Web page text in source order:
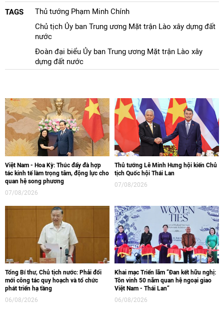
TAGS
Thủ tướng Phạm Minh Chính
Chủ tịch Ủy ban Trung ương Mặt trận Lào xây dựng đất
nước
Đoàn đại biểu Ủy ban Trung ương Mặt trận Lào xây
dựng đất nước
Việt Nam - Hoa Kỳ: Thúc đẩy đà hợp
tác kinh tế làm trọng tâm, động lực cho
quan hệ song phương
07/08/2026
Thủ tướng Lê Minh Hưng hội kiến Chủ
tịch Quốc hội Thái Lan
07/08/2026
Tổng Bí thư, Chủ tịch nước: Phải đổi
mới công tác quy hoạch và tổ chức
phát triển hạ tầng
06/08/2026
Khai mạc Triển lãm “Đan kết hữu nghị:
Tôn vinh 50 năm quan hệ ngoại giao
Việt Nam - Thái Lan“
06/08/2026